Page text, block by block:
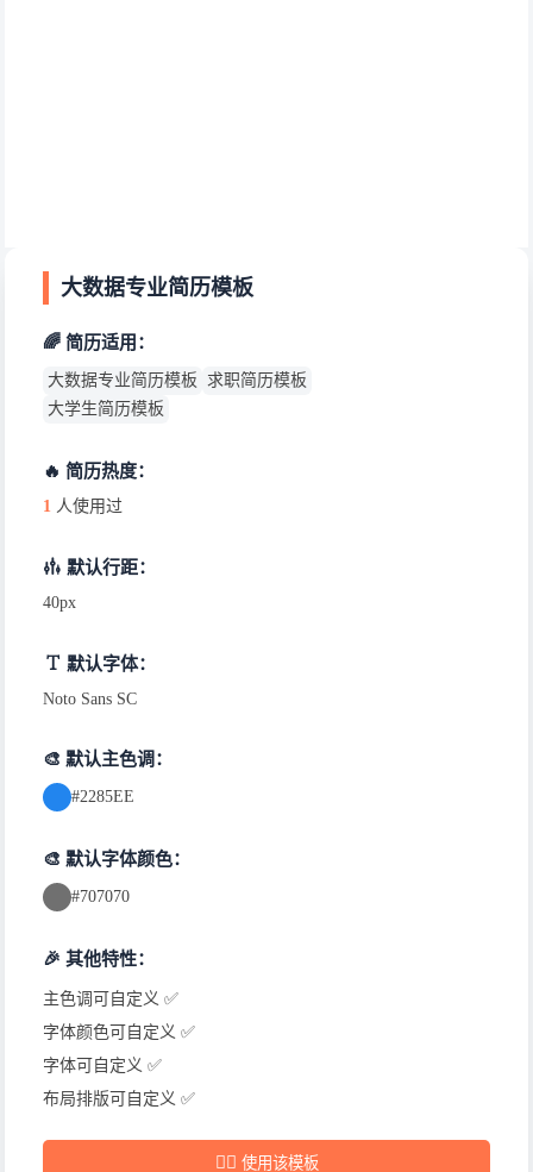
大数据专业简历模板
🌈 简历适用：
大数据专业简历模板 求职简历模板
大学生简历模板
🔥 简历热度：
1 人使用过
默认行距：
40px
默认字体：
Noto Sans SC
🎨 默认主色调：
#2285EE
🎨 默认字体颜色：
#707070
🎉 其他特性：
主色调可自定义 ✅
字体颜色可自定义 ✅
字体可自定义 ✅
布局排版可自定义 ✅
✍🏻 使用该模板